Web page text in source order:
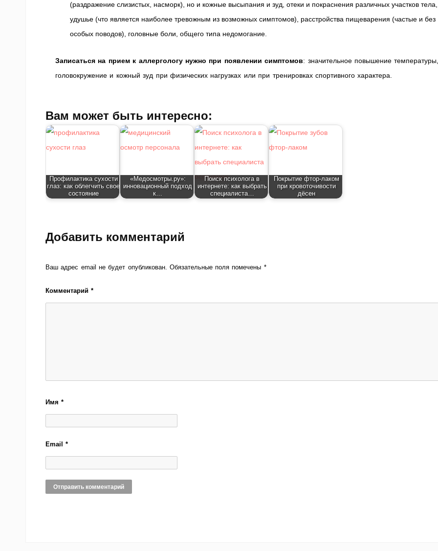
(раздражение слизистых, насморк), но и кожные высыпания и зуд, отеки и покраснения различных участков тела,
удушье (что является наиболее тревожным из возможных симптомов), расстройства пищеварения (частые и без
особых поводов), головные боли, общего типа недомогание.
Записаться на прием к аллергологу нужно при появлении симптомов: значительное повышение
головокружение и кожный зуд при физических нагрузках или при тренировках спортивного характера.
Вам может быть интересно:
Профилактика сухости
глаз: как облегчить свое
состояние
«Медосмотры.ру»:
инновационный подход
к…
Поиск психолога в
интернете: как выбрать
специалиста…
Покрытие фтор-лаком
при кровоточивости
дёсен
Добавить комментарий
Ваш адрес email не будет опубликован. Обязательные поля помечены *
Комментарий*
Имя*
Email*